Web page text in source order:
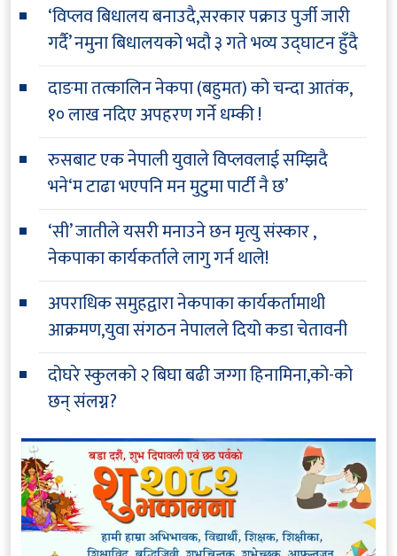
‘विप्लव बिधालय बनाउदै,सरकार पक्राउ पुर्जी जारी
गर्दै’ नमुना बिधालयको भदौ ३ गते भव्य उद्घाटन हुँदै
दाङमा तत्कालिन नेकपा (बहुमत) को चन्दा आतंक,
१० लाख नदिए अपहरण गर्ने धम्की !
रुसबाट एक नेपाली युवाले विप्लवलाई सम्झिदै
भने‘म टाढा भएपनि मन मुटुमा पार्टी नै छ’
‘सी’ जातीले यसरी मनाउने छन मृत्यु संस्कार ,
नेकपाका कार्यकर्ताले लागु गर्न थाले!
अपराधिक समुहद्वारा नेकपाका कार्यकर्तामाथी
आक्रमण,युवा संगठन नेपालले दियो कडा चेतावनी
दोघरे स्कुलको २ बिघा बढी जग्गा हिनामिना,को-को
छन् संलग्न?